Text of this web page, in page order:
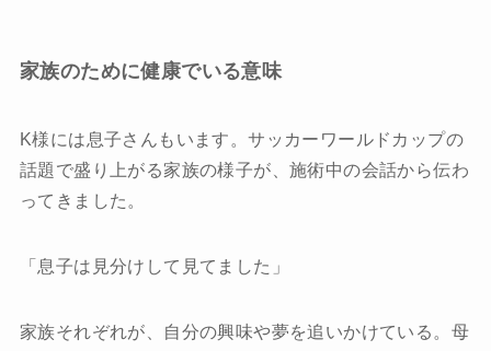
家族のために健康でいる意味
K様には息子さんもいます。サッカーワールドカップの
話題で盛り上がる家族の様子が、施術中の会話から伝わ
ってきました。
「息子は見分けして見てました」
家族それぞれが、自分の興味や夢を追いかけている。母